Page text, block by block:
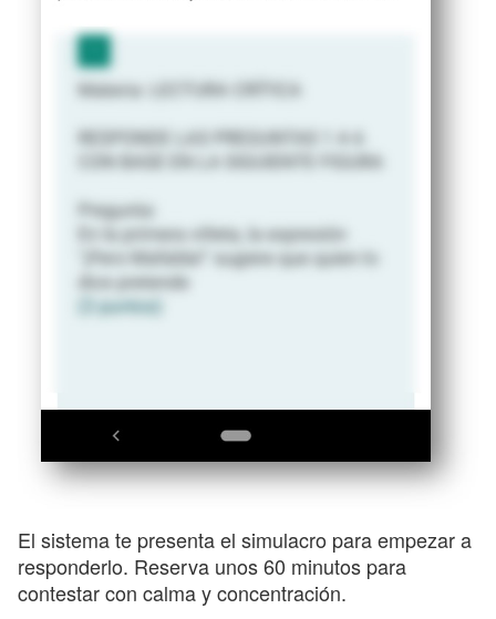
El sistema te presenta el simulacro para empezar a
responderlo. Reserva unos 60 minutos para
contestar con calma y concentración.